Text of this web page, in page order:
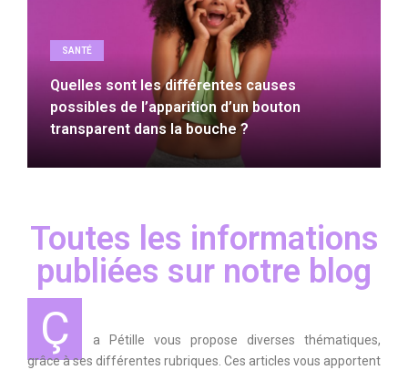
SANTÉ
Quelles sont les différentes causes
possibles de l’apparition d’un bouton
transparent dans la bouche ?
Toutes les informations
publiées sur notre blog
Ç
a Pétille vous propose diverses thématiques,
grâce à ses différentes rubriques. Ces articles vous apportent